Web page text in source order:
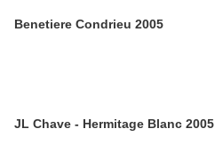
Benetiere Condrieu 2005
JL Chave - Hermitage Blanc 2005